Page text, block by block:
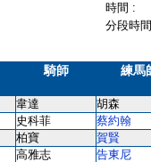
時間 :
分段時
騎師 練馬
韋達 胡森
史科菲 蔡約翰
柏寶 賀賢
高雅志 告東尼